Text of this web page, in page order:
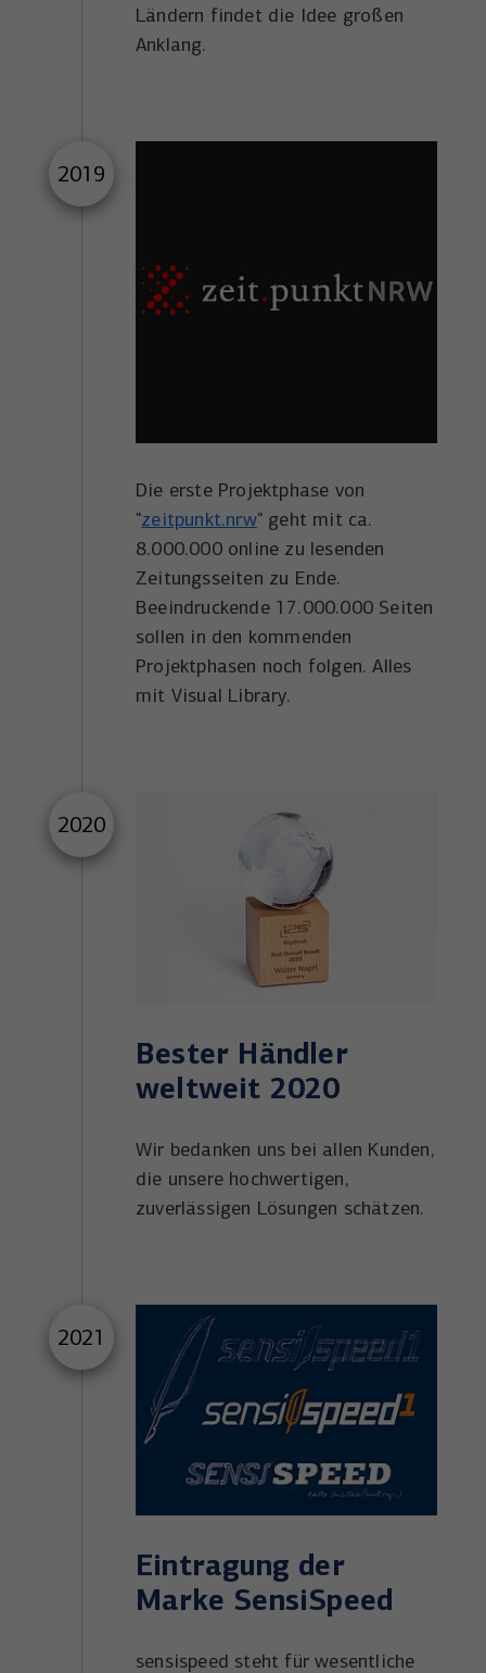
Ländern findet die Idee großen
Anklang.
2019
Die erste Projektphase von
"zeitpunkt.nrw" geht mit ca.
8.000.000 online zu lesenden
Zeitungsseiten zu Ende.
Beeindruckende 17.000.000 Seiten
sollen in den kommenden
Projektphasen noch folgen. Alles
mit Visual Library.
2020
Bester Händler
weltweit 2020
Wir bedanken uns bei allen Kunden,
die unsere hochwertigen,
zuverlässigen Lösungen schätzen.
2021
Eintragung der
Marke SensiSpeed
sensispeed steht für wesentliche